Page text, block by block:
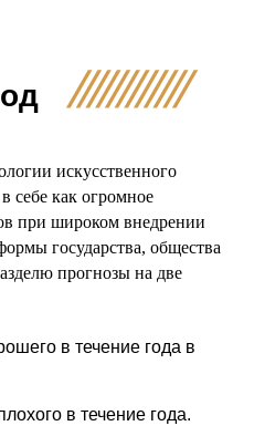
искусственного
себе как огромное
при широком внедрении
государства, общества
прогнозы на две
в течение года в
в течение года.